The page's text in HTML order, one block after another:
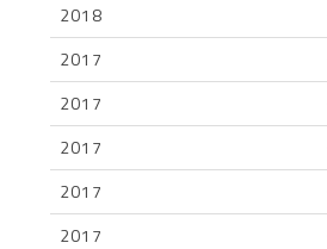
2018
2017
2017
2017
2017
2017